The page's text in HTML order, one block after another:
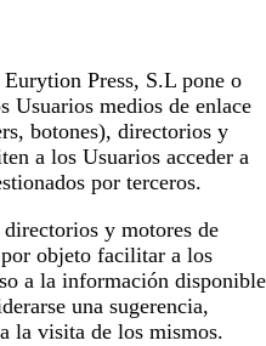
Eurytion Press, S.L pone o
Usuarios medios de enlace
botones), directorios y
a los Usuarios acceder a
por terceros.
y motores de
objeto facilitar a los
a la información disponible
una sugerencia,
la visita de los mismos.